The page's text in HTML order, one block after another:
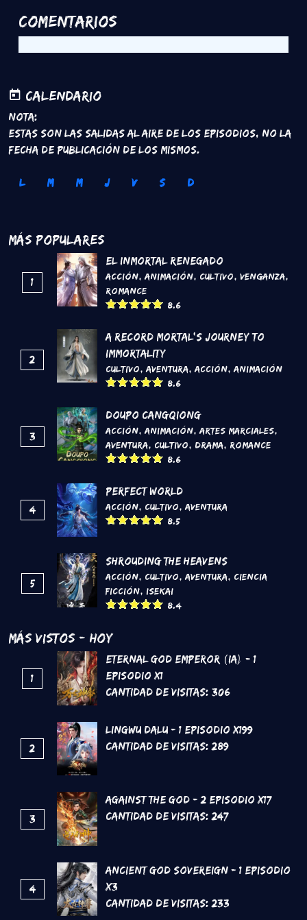
Comentarios
Calendario
Nota:
Estas son las salidas al aire de los episodios, no la
fecha de publicación de los mismos.
L M M J V S D
Más Populares
1
El inmortal renegado
Acción,Animación, Cultivo, Venganza,
Romance
8.6
2
A Record Mortal's Journey To
Immortality
Cultivo,Aventura,Acción,Animación
8.6
3
DouPo Cangqiong
Acción,Animación,Artes marciales,
Aventura, Cultivo, Drama, Romance
8.6
4
Perfect World
Acción, Cultivo,Aventura
8.5
5
Shrouding the Heavens
Acción, Cultivo,Aventura, Ciencia
Ficción, Isekai
8.4
Más Vistos - Hoy
1
Eternal God Emperor (IA) - 1
Episodio x1
Cantidad de Visitas: 306
2
Lingwu Dalu - 1 Episodio x199
Cantidad de Visitas: 289
3
Against the God - 2 Episodio x17
Cantidad de Visitas: 247
4
Ancient God Sovereign - 1 Episodio
x3
Cantidad de Visitas: 233